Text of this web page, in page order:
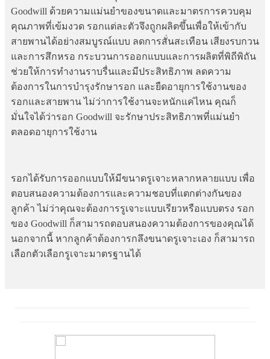
Goodwill ด้วยความแม่นยำของขนาดและมาตรการควบคุม
คุณภาพที่เข้มงวด รอกแต่ละตัวจึงถูกผลิตขึ้นเพื่อให้เข้ากับ
สายพานได้อย่างสมบูรณ์แบบ ลดการสั่นสะเทือน เสียงรบกวน
และการสึกหรอ กระบวนการออกแบบและการผลิตที่พิถีพิถัน
ช่วยให้การทำงานราบรื่นและมีประสิทธิภาพ ลดความ
ต้องการในการบำรุงรักษารอก และยืดอายุการใช้งานของ
รอกและสายพาน ไม่ว่าการใช้งานจะหนักแค่ไหน คุณก็
มั่นใจได้ว่ารอก Goodwill จะรักษาประสิทธิภาพที่แม่นยำ
ตลอดอายุการใช้งาน
รอกได้รับการออกแบบให้มีขนาดรูเจาะหลากหลายแบบ เพื่อ
ตอบสนองความต้องการและความชอบที่แตกต่างกันของ
ลูกค้า ไม่ว่าคุณจะต้องการรูเจาะแบบเรียวหรือแบบตรง รอก
ของ Goodwill ก็สามารถตอบสนองความต้องการของคุณได้
นอกจากนี้ หากลูกค้าต้องการกลึงขนาดรูเจาะเอง ก็สามารถ
เลือกตัวเลือกรูเจาะมาตรฐานได้